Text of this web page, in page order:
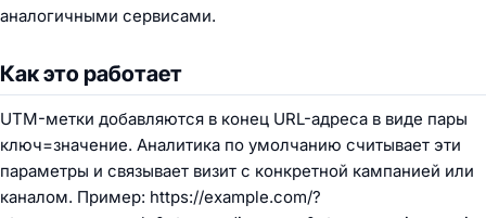
аналогичными сервисами.
Как это работает
UTM-метки добавляются в конец URL-адреса в виде пары
ключ=значение. Аналитика по умолчанию считывает эти
параметры и связывает визит с конкретной кампанией или
каналом. Пример: https://example.com/?